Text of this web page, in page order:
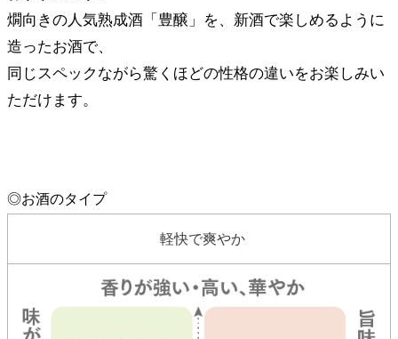
燗向きの人気熟成酒「豊醸」を、新酒で楽しめるように
造ったお酒で、
同じスペックながら驚くほどの性格の違いをお楽しみい
ただけます。
◎お酒のタイプ
軽快で爽やか